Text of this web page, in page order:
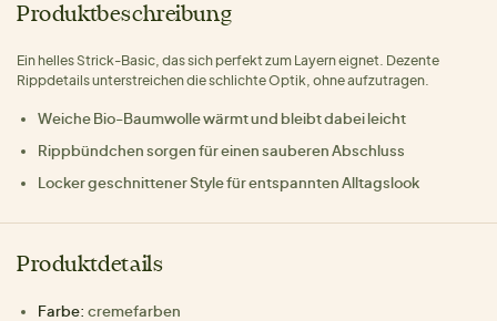
Produktbeschreibung
Ein helles Strick-Basic, das sich perfekt zum Layern eignet. Dezente
Rippdetails unterstreichen die schlichte Optik, ohne aufzutragen.
Weiche Bio-Baumwolle wärmt und bleibt dabei leicht
Rippbündchen sorgen für einen sauberen Abschluss
Locker geschnittener Style für entspannten Alltagslook
Produktdetails
Farbe: cremefarben